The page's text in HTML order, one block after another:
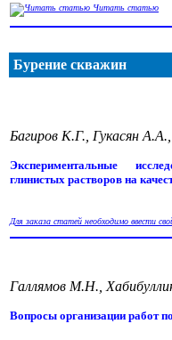
Читать статью
Бурение скважин
Багиров К.Г., Гукасян
Экспериментальные
глинистых растворов на
Для заказа статей необходимо ввести
Галлямов М.Н.,
Вопросы организации работ